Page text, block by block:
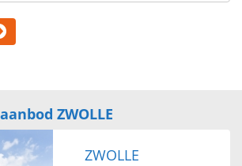
ZWOLLE
ZWOLLE